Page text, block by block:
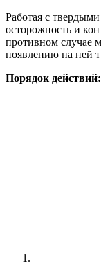
Работая с
осторожность и
противном случае
появлению на ней
Порядок действий: